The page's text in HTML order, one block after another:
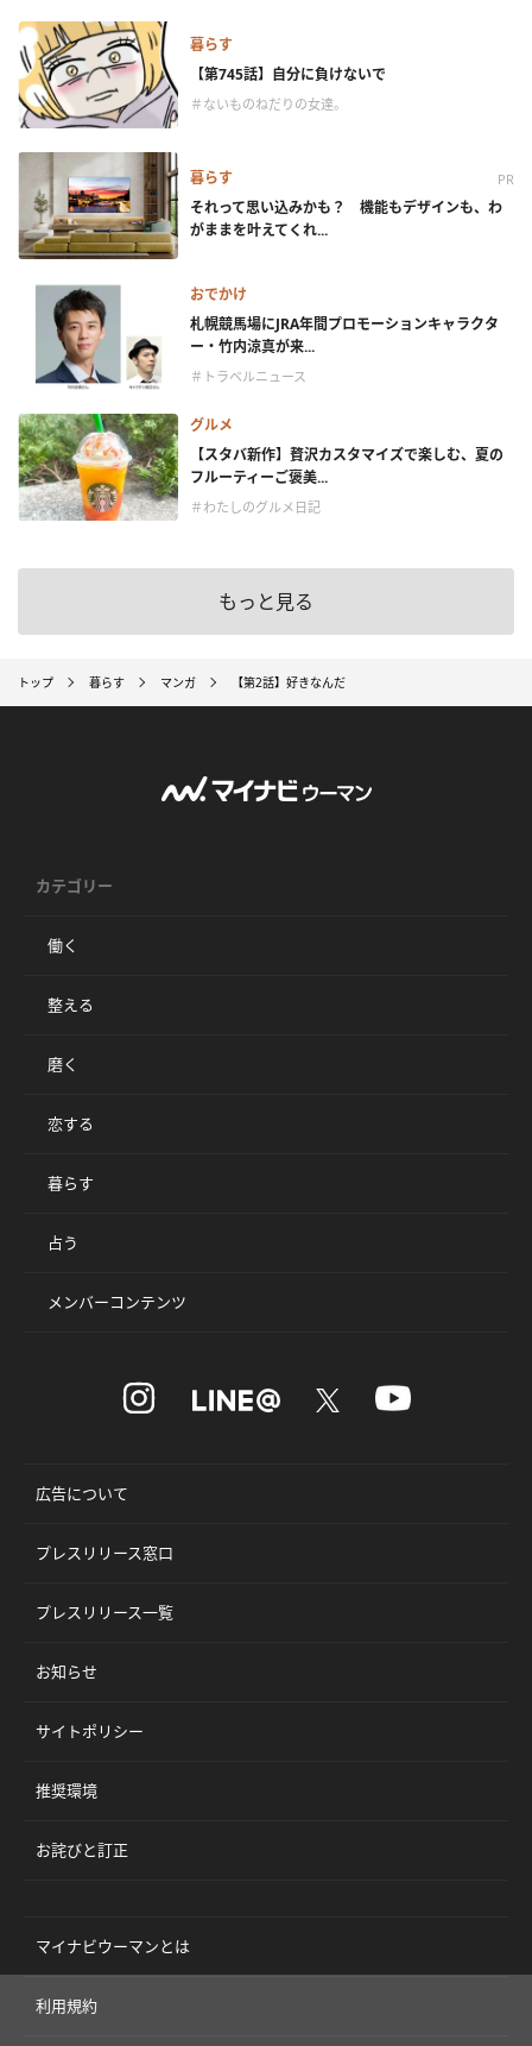
暮らす
【第745話】自分に負けないで
＃ないものねだりの女達。
暮らす PR
それって思い込みかも？ 機能もデザインも、わ
がままを叶えてくれ...
おでかけ
札幌競馬場にJRA年間プロモーションキャラクタ
ー・竹内涼真が来...
＃トラベルニュース
グルメ
【スタバ新作】贅沢カスタマイズで楽しむ、夏の
フルーティーご褒美...
＃わたしのグルメ日記
もっと見る
トップ 暮らす マンガ 【第2話】好きなんだ
カテゴリー
働く
整える
磨く
恋する
暮らす
占う
メンバーコンテンツ
広告について
プレスリリース窓口
プレスリリース一覧
お知らせ
サイトポリシー
推奨環境
お詫びと訂正
マイナビウーマンとは
利用規約